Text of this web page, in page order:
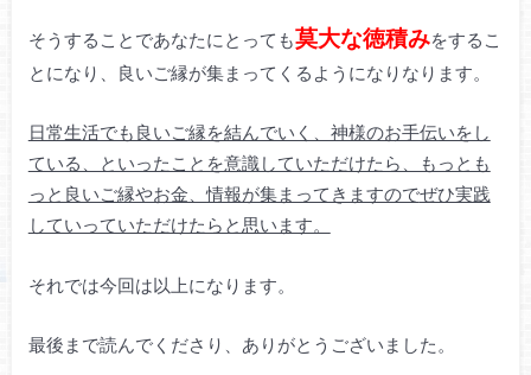
そうすることであなたにとっても莫大な徳積みをするこ
とになり、良いご縁が集まってくるようになりなります。
日常生活でも良いご縁を結んでいく、神様のお手伝いをし
ている、といったことを意識していただけたら、もっとも
っと良いご縁やお金、情報が集まってきますのでぜひ実践
していっていただけたらと思います。
それでは今回は以上になります。
最後まで読んでくださり、ありがとうございました。